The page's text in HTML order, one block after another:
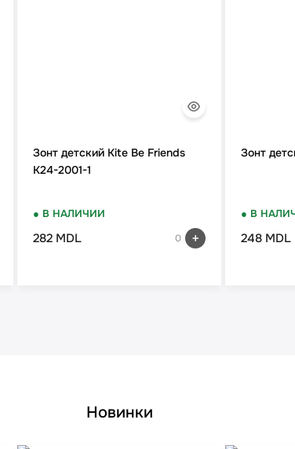
Зонт детский Kite Be Friends
K24-2001-1
● В НАЛИЧИИ
282 MDL 0
Зонт
● В
248 MDL
Новинки